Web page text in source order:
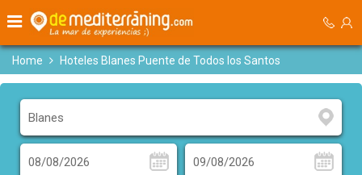
Home Hoteles Blanes Puente de Todos los Santos